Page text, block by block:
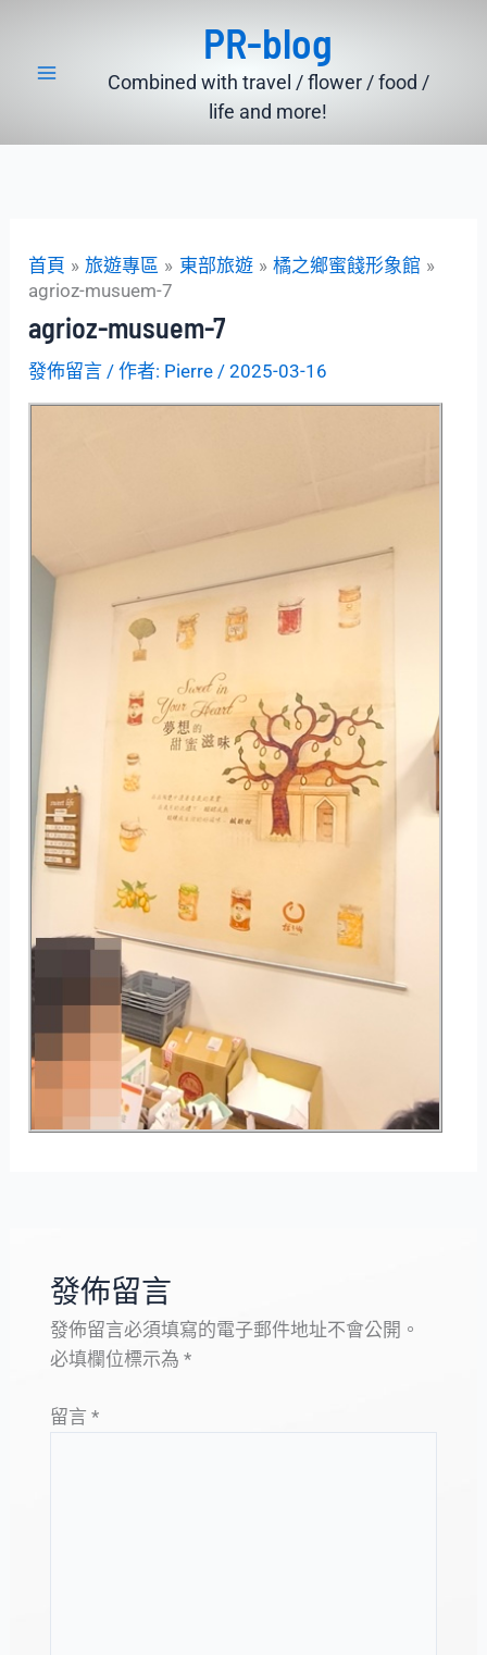
PR-blog
Combined with travel / flower / food /
life and more!
首頁 旅遊專區 東部旅遊
橘之鄉蜜餞形象館
agrioz-musuem-7
agrioz-musuem-7
發佈留言 / 作者: Pierre /2025-03-16
發佈留言
發佈留言必須填寫的電子郵件地址不會公開。
必填欄位標示為 *
留言 *